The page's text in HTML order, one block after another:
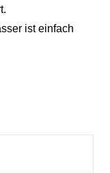
ist einfach